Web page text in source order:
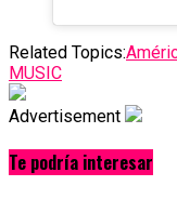
Related Topics:
MUSIC
Advertisement
Te podría interesar